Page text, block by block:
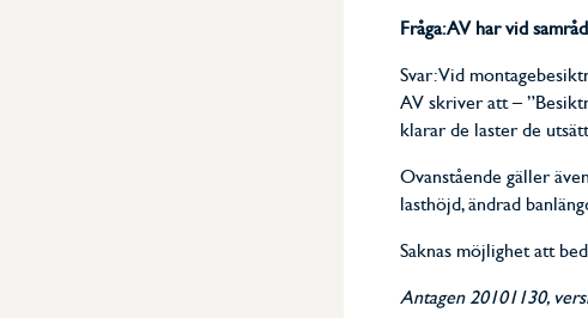
Fråga: AV har vid
Svar: Vid
AV skriver att –
klarar de laster de
Ovanstående gäller
lasthöjd, ändrad
Saknas möjlighet att
Antagen 20101130,